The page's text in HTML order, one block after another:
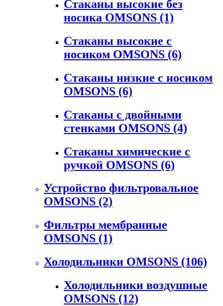
Стаканы высокие без
носика OMSONS (1)
Стаканы высокие с
носиком OMSONS (6)
Стаканы низкие с носиком
OMSONS (6)
Стаканы с двойными
стенками OMSONS (4)
Стаканы химические с
ручкой OMSONS (6)
Устройство фильтровальное
OMSONS (2)
Фильтры мембранные
OMSONS (1)
Холодильники OMSONS (106)
Холодильники воздушные
OMSONS (12)